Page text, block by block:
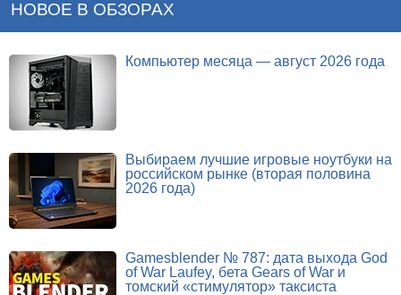
НОВОЕ В ОБЗОРАХ
Компьютер месяца — август 2026 года
Выбираем лучшие игровые ноутбуки на
российском рынке (вторая половина
2026 года)
Gamesblender № 787: дата выхода God
of War Laufey, бета Gears of War и
томский «стимулятор» таксиста